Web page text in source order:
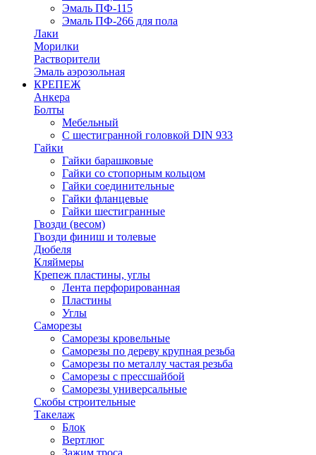
Эмаль ПФ-115
Эмаль ПФ-266 для пола
Лаки
Морилки
Растворители
Эмаль аэрозольная
КРЕПЕЖ
Анкера
Болты
Мебельный
С шестигранной головкой DIN 933
Гайки
Гайки барашковые
Гайки со стопорным кольцом
Гайки соединительные
Гайки фланцевые
Гайки шестигранные
Гвозди (весом)
Гвозди финиш и толевые
Дюбеля
Кляймеры
Крепеж пластины, углы
Лента перфорированная
Пластины
Углы
Саморезы
Саморезы кровельные
Саморезы по дереву крупная резьба
Саморезы по металлу частая резьба
Саморезы с прессшайбой
Саморезы универсальные
Скобы строительные
Такелаж
Блок
Вертлюг
Зажим троса